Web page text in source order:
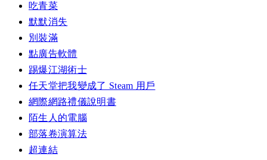
吃青菜
默默消失
別裝滿
點廣告軟體
踢爆江湖術士
任天堂把我變成了 Steam 用戶
網際網路禮儀說明書
陌生人的電腦
部落卷演算法
超連結